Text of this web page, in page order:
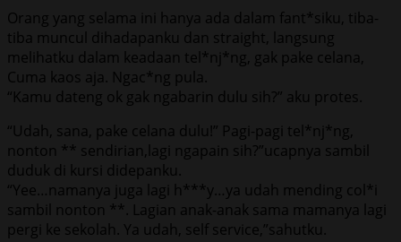
Orang yang selama ini hanya ada dalam fant*siku, tiba-
tiba muncul dihadapanku dan straight, langsung
melihatku dalam keadaan tel*nj*ng, gak pake celana,
Cuma kaos aja. Ngac*ng pula.
“Kamu dateng ok gak ngabarin dulu sih?” aku protes.
“Udah, sana, pake celana dulu!” Pagi-pagi tel*nj*ng,
nonton ** sendirian,lagi ngapain sih?”ucapnya sambil
duduk di kursi didepanku.
“Yee…namanya juga lagi h***y…ya udah mending col*i
sambil nonton **. Lagian anak-anak sama mamanya lagi
pergi ke sekolah. Ya udah, self service,”sahutku.